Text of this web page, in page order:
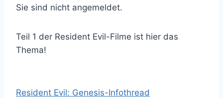
Sie sind nicht angemeldet.
Teil 1 der Resident Evil-Filme ist hier das
Thema!
Resident Evil: Genesis-Infothread